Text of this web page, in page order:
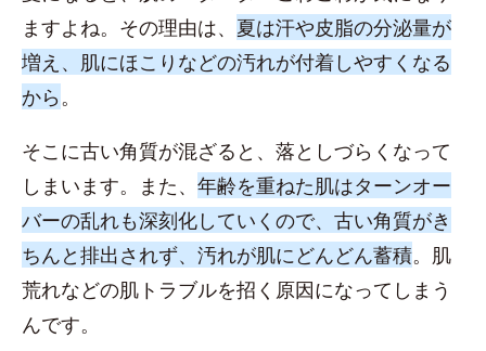
ますよね。その理由は、 夏は汗や皮脂の分泌量が
増え、肌にほこりなどの汚れが付着しやすくなる
から 。
そこに古い角質が混ざると、落としづらくなって
しまいます。また、 年齢を重ねた肌はターンオー
バーの乱れも深刻化していくので、古い角質がき
ちんと排出されず、汚れが肌にどんどん蓄積。肌
荒れなどの肌トラブルを招く原因になってしまう
んです。